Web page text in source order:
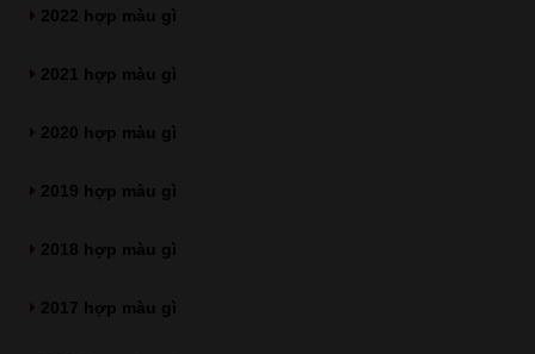
2022 hợp màu gì
2021 hợp màu gì
2020 hợp màu gì
2019 hợp màu gì
2018 hợp màu gì
2017 hợp màu gì